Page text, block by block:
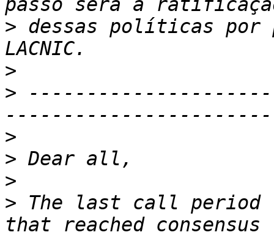
> dessas políticas por
>
>
>
>
>
> The last call period